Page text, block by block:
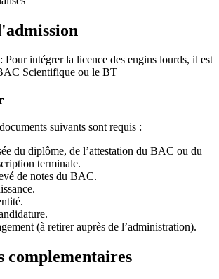
Pour intégrer la licence des engins lourds, il est
Scientifique ou le BT
suivants sont requis :
du diplôme, de l’attestation du BAC ou du
terminale.
de notes du BAC.
(à retirer auprès de l’administration).
complementaires